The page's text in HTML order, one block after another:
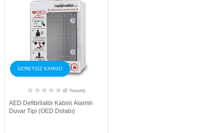
ÜCRETSİZ KARGO
(0 Yorum)
AED Defibrilatör Kabini Alarmlı
Duvar Tipi (OED Dolabı)